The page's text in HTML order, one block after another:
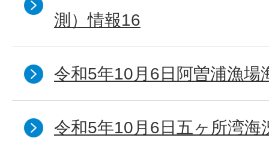
測）情報16
令和5年10月6日阿曽浦漁場
令和5年10月6日五ヶ所湾海